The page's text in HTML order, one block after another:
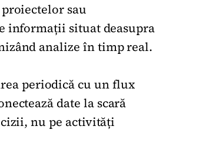
sau
informații situat deasupra
analize în timp real.
periodică cu un flux
date la scară
nu pe activități